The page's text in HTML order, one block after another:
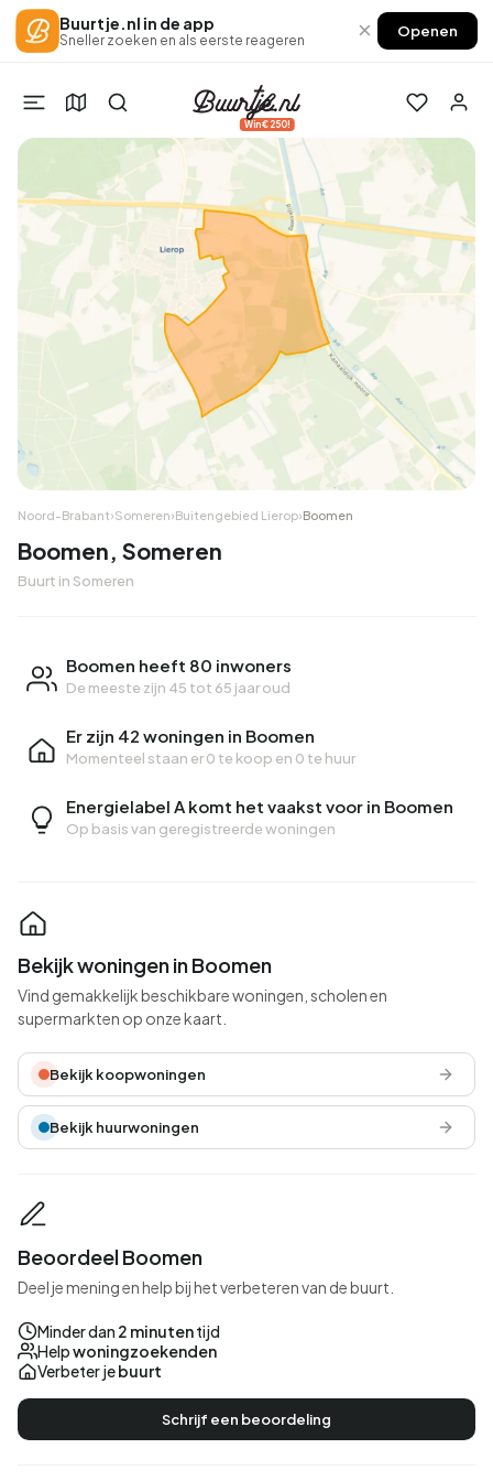
Buurtje.nl in de app
Sneller zoeken en als eerste reageren × Openen
Win €250!
Noord-Brabant›Someren›Buitengebied Lierop›Boomen
Boomen, Someren
Buurt in Someren
Boomen heeft 80 inwoners
De meeste zijn 45 tot 65 jaar oud
Er zijn 42 woningen in Boomen
Momenteel staan er0 te koop en 0 te huur
Energielabel A komt het vaakst voor in Boomen
Op basis van geregistreerde woningen
Bekijk woningen in Boomen
Vind gemakkelijk beschikbare woningen, scholen en
supermarkten op onze kaart.
Bekijk koopwoningen
Bekijk huurwoningen
Beoordeel Boomen
Deel je mening en help bij het verbeteren van de buurt.
Minder dan 2 minutentijd
Helpwoningzoekenden
Verbeter jebuurt
Schrijf een beoordeling